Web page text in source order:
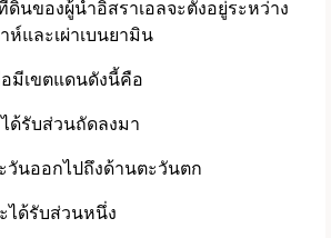
ดินของผู้นำอิสราเอลจะตั้งอยู่ระหว่าง
ห์และเผ่าเบนยามิน
มีเขตแดนดังนี้คือ
ด้รับส่วนถัดลงมา
วันออกไปถึงด้านตะวันตก
ได้รับส่วนหนึ่ง